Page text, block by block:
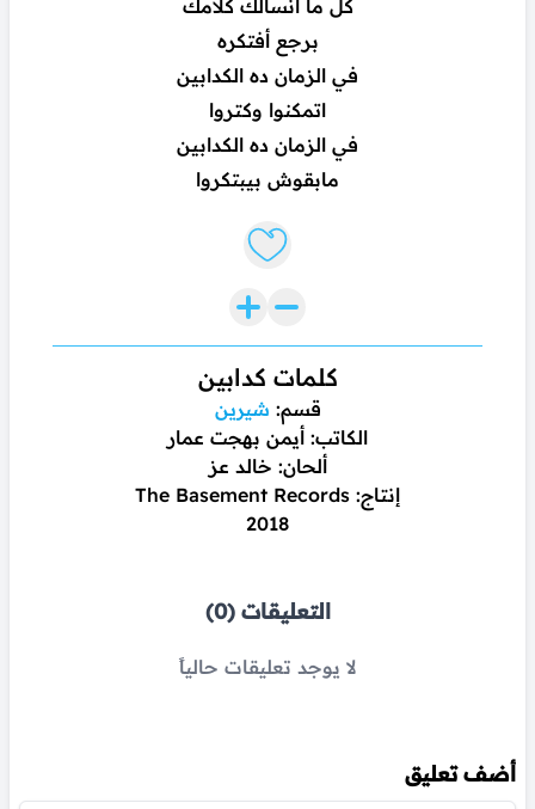
كل ما أنسالك كلامك
برجع أفتكره
في الزمان ده الكدابين
اتمكنوا وكتروا
في الزمان ده الكدابين
مابقوش بيبتكروا
Like lyrics
كلمات كدابين
قسم: شيرين
الكاتب: أيمن بهجت عمار
ألحان: خالد عز
إنتاج: The Basement Records
2018
التعليقات (0)
لا يوجد تعليقات حالياً
أضف تعليق